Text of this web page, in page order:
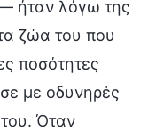
ήταν λόγω της
ζώα του που
ποσότητες
με οδυνηρές
Όταν